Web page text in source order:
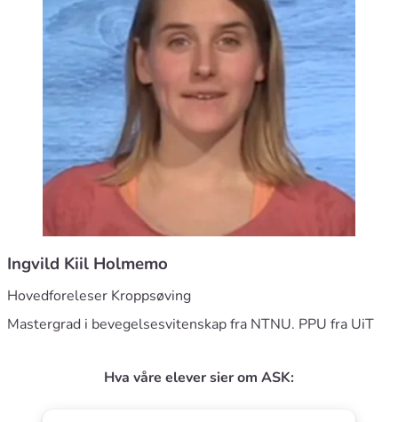
Ingvild Kiil Holmemo
Hovedforeleser Kroppsøving
Mastergrad i bevegelsesvitenskap fra NTNU. PPU fra UiT
Hva våre elever sier om ASK: